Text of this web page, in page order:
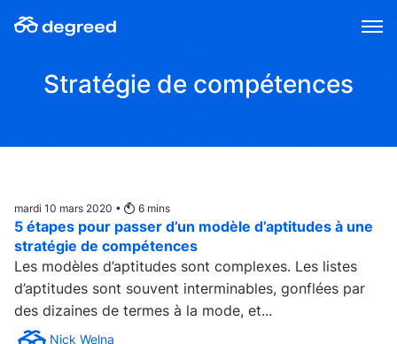
au
Stratégie de compétences
mardi 10 mars 2020 • 6 mins
5 étapes pour passer d’un modèle d’aptitudes à une
stratégie de compétences
Les modèles d’aptitudes sont complexes. Les listes
d’aptitudes sont souvent interminables, gonflées par
des dizaines de termes à la mode, et...
Nick Welna